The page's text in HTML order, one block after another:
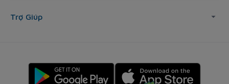
Trợ Giúp